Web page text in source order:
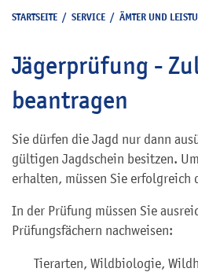
STARTSEITE / SERVICE / ÄMTER UND
Jägerprüfung -
beantragen
Sie dürfen die Jagd nur dann
gültigen Jagdschein besitzen.
erhalten, müssen Sie erfolgreich
In der Prüfung müssen Sie
Prüfungsfächern nachweisen:
Tierarten, Wildbiologie,